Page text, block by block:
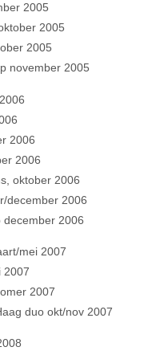
2005
2005
2005
november 2005
2006
2006
oktober 2006
december 2006
december 2006
mei 2007
2007
2007
duo okt/nov 2007